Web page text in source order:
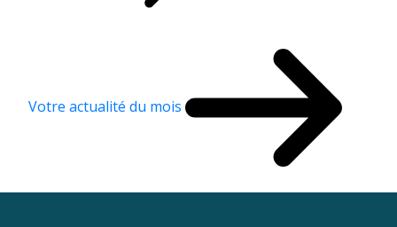
Votre actualité du mois